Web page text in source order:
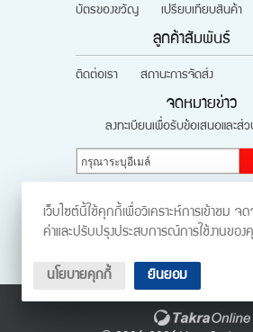
บัตรของขวัญ
เปรียบเทียบสินค้า
ลูกค้าสัมพันธ์
ติดต่อเรา สถานะการจัดส่ง
จดหมายข่าว
ลงทะเบียนเพื่อรับข้อเสนอและส่
เว็บไซต์นี้ใช้คุกกี้เพื่อวิเคราะห์การเข้าชม จด
ค่าและปรับปรุงประสบการณ์การใช้งานขอ
นโยบายคุกกี้ ยินยอม